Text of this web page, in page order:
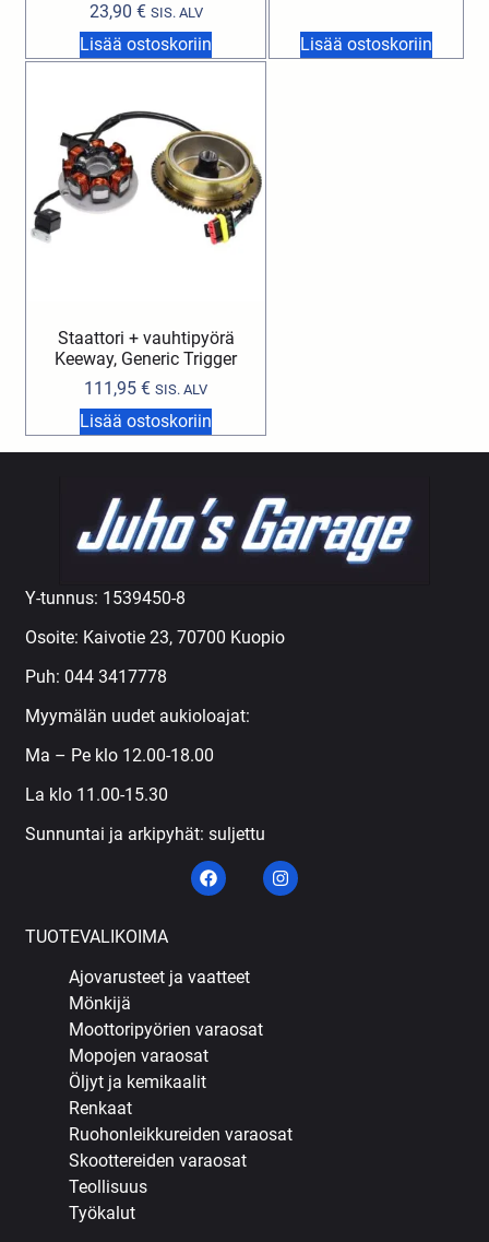
23,90 € SIS. ALV
Lisää ostoskoriin Lisää ostoskoriin
Staattori + vauhtipyörä
Keeway, Generic Trigger
111,95€ SIS. ALV
Lisää ostoskoriin
Y-tunnus: 1539450-8
Osoite: Kaivotie 23, 70700 Kuopio
Puh: 044 3417778
Myymälän uudet aukioloajat:
Ma – Pe klo 12.00-18.00
La klo 11.00-15.30
Sunnuntai ja arkipyhät: suljettu
TUOTEVALIKOIMA
Ajovarusteet ja vaatteet
Mönkijä
Moottoripyörien varaosat
Mopojen varaosat
Öljyt ja kemikaalit
Renkaat
Ruohonleikkureiden varaosat
Skoottereiden varaosat
Teollisuus
Työkalut